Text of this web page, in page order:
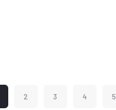
2 3 4 5